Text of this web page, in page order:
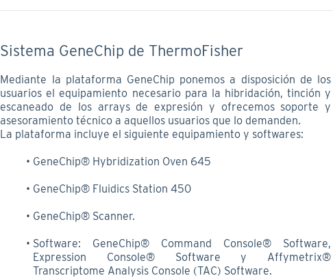
Sistema GeneChip de ThermoFisher
Mediante la plataforma GeneChip ponemos a disposición de los
usuarios el equipamiento necesario para la hibridación, tinción y
escaneado de los arrays de expresión y ofrecemos soporte y
asesoramiento técnico a aquellos usuarios que lo demanden.
La plataforma incluye el siguiente equipamiento y softwares:
GeneChip® Hybridization Oven 645
GeneChip® Fluidics Station 450
GeneChip® Scanner.
Software: GeneChip® Command Console® Software,
Expression Console® Software y Affymetrix®
Transcriptome Analysis Console (TAC) Software.